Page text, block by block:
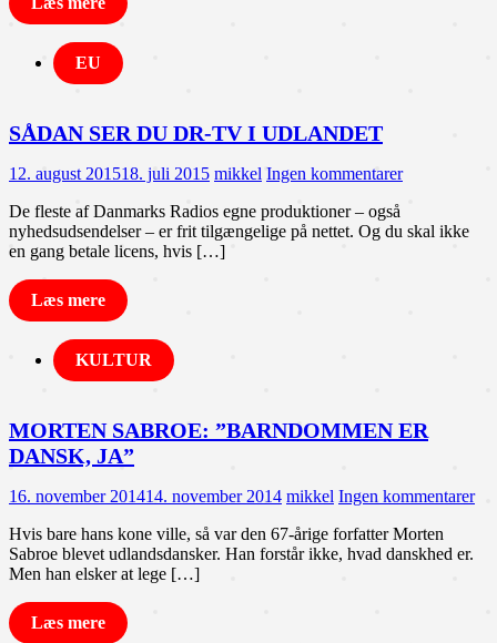
EU
SÅDAN SER DU DR-TV I UDLANDET
12. august 201518. juli 2015 mikkel Ingen kommentarer
De fleste af Danmarks Radios egne produktioner – også
nyhedsudsendelser – er frit tilgængelige på nettet. Og du skal ikke
en gang betale licens, hvis […]
Læs mere
KULTUR
MORTEN SABROE: ”BARNDOMMEN ER
DANSK, JA”
16. november 201414. november 2014 mikkel Ingen kommentarer
Hvis bare hans kone ville, så var den 67-årige forfatter Morten
Sabroe blevet udlandsdansker. Han forstår ikke, hvad danskhed er.
Men han elsker at lege […]
Læs mere